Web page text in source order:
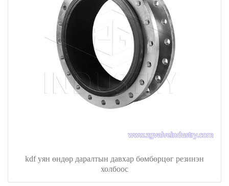
kdf уян өндөр даралтын давхар бөмбөрцөг резинэн
холбоос